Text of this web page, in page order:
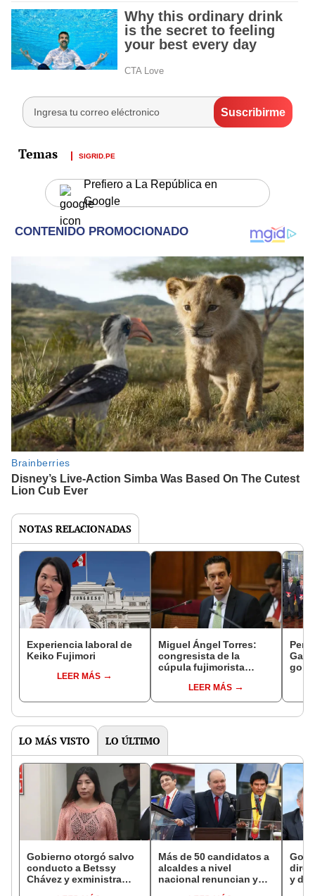
SIGRID.PE
Prefiero a La República en
Google
NOTAS RELACIONADAS
Experiencia laboral de
Keiko Fujimori
LEER MÁS
Miguel Ángel Torres:
congresista de la
cúpula fujimorista
del SenadoLEER MÁS
LO MÁS VISTO LO ÚLTIMO
Gobierno otorgó salvo
conducto a Betssy
Chávez y exministra
Más de 50 candidatos a
alcaldes a nivel
nacional renuncian y
y